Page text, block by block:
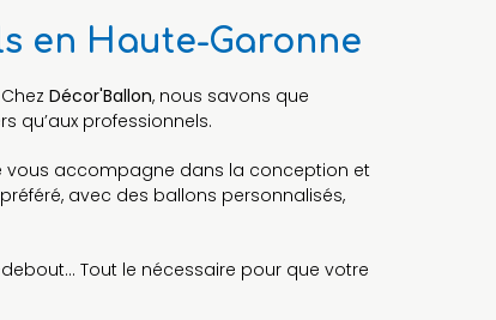
en Haute-Garonne
Décor'Ballon, nous savons que
qu’aux professionnels.
vous accompagne dans la conception et
avec des ballons personnalisés,
Tout le nécessaire pour que votre